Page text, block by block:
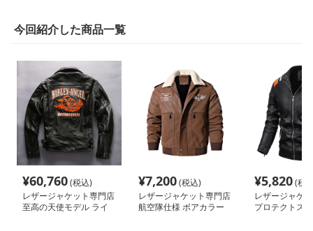
今回紹介した商品一覧
¥60,760(税込)
レザージャケット専門店
至高の天使モデル ライ
¥7,200(税込)
レザージャケット専門店
航空隊仕様 ボアカラー
¥5,820(税
レザージャケ
プロテクトス